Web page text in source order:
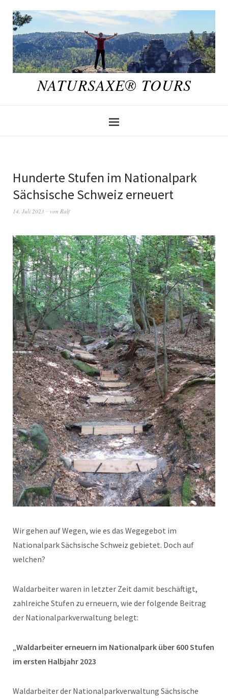
NATURSAXE® TOURS
Hunderte Stufen im Nationalpark
Sächsische Schweiz erneuert
14. Juli 2023 von Ralf
Wir gehen auf Wegen, wie es das Wegegebot im
Nationalpark Sächsische Schweiz gebietet. Doch auf
welchen?
Waldarbeiter waren in letzter Zeit damit beschäftigt,
zahlreiche Stufen zu erneuern, wie der folgende Beitrag
der Nationalparkverwaltung belegt:
Waldarbeiter erneuern im Nationalpark über 600 Stufen
im ersten Halbjahr 2023
Waldarbeiter der Nationalparkverwaltung Sächsische